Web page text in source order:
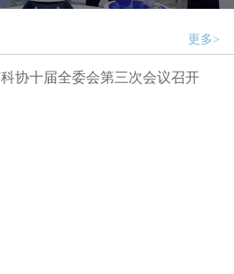
更多>
协十届全委会第三次会议召开